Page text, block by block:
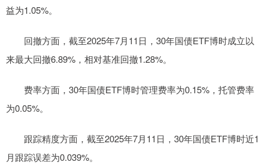
益为1.05%。
回撤方面，截至2025年7月11日，30年国债ETF博时成立以
来最大回撤6.89%，相对基准回撤1.28%。
费率方面，30年国债ETF博时管理费率为0.15%，托管费率
为0.05%。
跟踪精度方面，截至2025年7月11日，30年国债ETF博时近1
月跟踪误差为0.039%。